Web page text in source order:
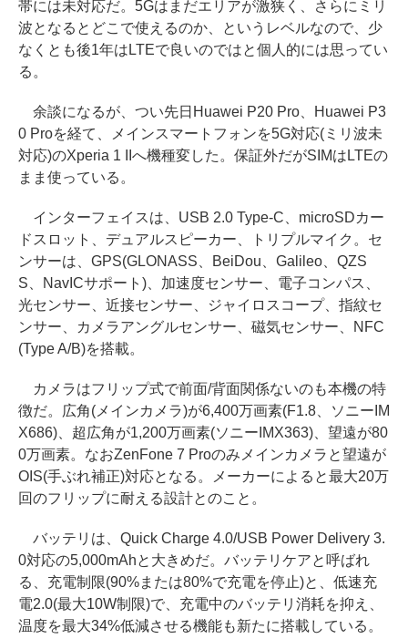
帯には未対応だ。5Gはまだエリアが激狭く、さらにミリ
波となるとどこで使えるのか、というレベルなので、少
なくとも後1年はLTEで良いのではと個人的には思ってい
る。
余談になるが、つい先日Huawei P20 Pro、Huawei P3
0 Proを経て、メインスマートフォンを5G対応(ミリ波未
対応)のXperia 1 IIへ機種変した。保証外だがSIMはLTEの
まま使っている。
インターフェイスは、USB 2.0 Type-C、microSDカー
ドスロット、デュアルスピーカー、トリプルマイク。セ
ンサーは、GPS(GLONASS、BeiDou、Galileo、QZS
S、NavICサポート)、加速度センサー、電子コンパス、
光センサー、近接センサー、ジャイロスコープ、指紋セ
ンサー、カメラアングルセンサー、磁気センサー、NFC
(Type A/B)を搭載。
カメラはフリップ式で前面/背面関係ないのも本機の特
徴だ。広角(メインカメラ)が6,400万画素(F1.8、ソニーIM
X686)、超広角が1,200万画素(ソニーIMX363)、望遠が80
0万画素。なおZenFone 7 Proのみメインカメラと望遠が
OIS(手ぶれ補正)対応となる。メーカーによると最大20万
回のフリップに耐える設計とのこと。
バッテリは、Quick Charge 4.0/USB Power Delivery 3.
0対応の5,000mAhと大きめだ。バッテリケアと呼ばれ
る、充電制限(90%または80%で充電を停止)と、低速充
電2.0(最大10W制限)で、充電中のバッテリ消耗を抑え、
温度を最大34%低減させる機能も新たに搭載している。